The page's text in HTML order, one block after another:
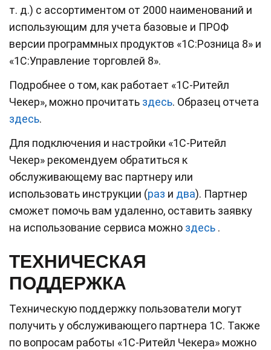
т. д.) с ассортиментом от 2000 наименований и
использующим для учета базовые и ПРОФ
версии программных продуктов «1С:Розница 8» и
«1С:Управление торговлей 8».
Подробнее о том, как работает «1С-Ритейл
Чекер», можно прочитать здесь. Образец отчета
здесь.
Для подключения и настройки «1С-Ритейл
Чекер» рекомендуем обратиться к
обслуживающему вас партнеру или
использовать инструкции (раз и два). Партнер
сможет помочь вам удаленно, оставить заявку
на использование сервиса можно здесь .
ТЕХНИЧЕСКАЯ
ПОДДЕРЖКА
Техническую поддержку пользователи могут
получить у обслуживающего партнера 1С. Также
по вопросам работы «1С-Ритейл Чекера» можно